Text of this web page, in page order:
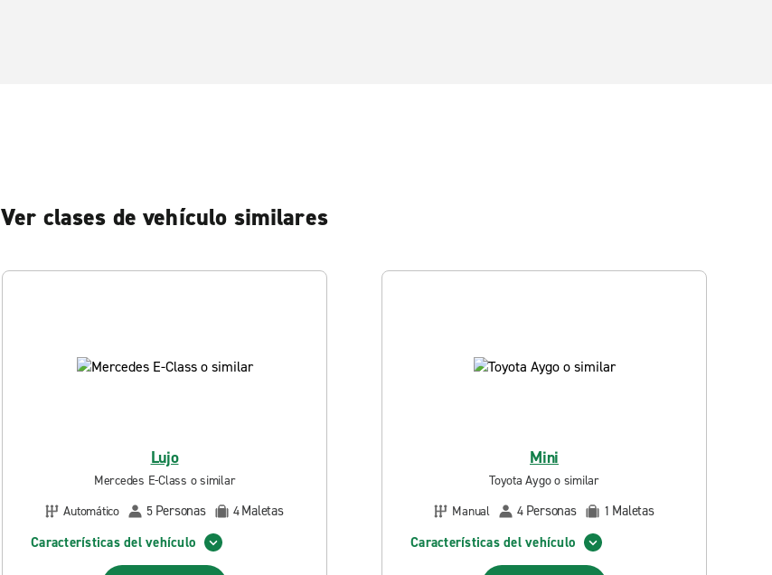
Ver clases de vehículo similares
Lujo
Mercedes E-Class o similar
Automático
5 Personas 4Maletas
Características del vehículo
Mini
Toyota Aygo o similar
Manual
4 Personas 1 Maletas
Características del vehículo